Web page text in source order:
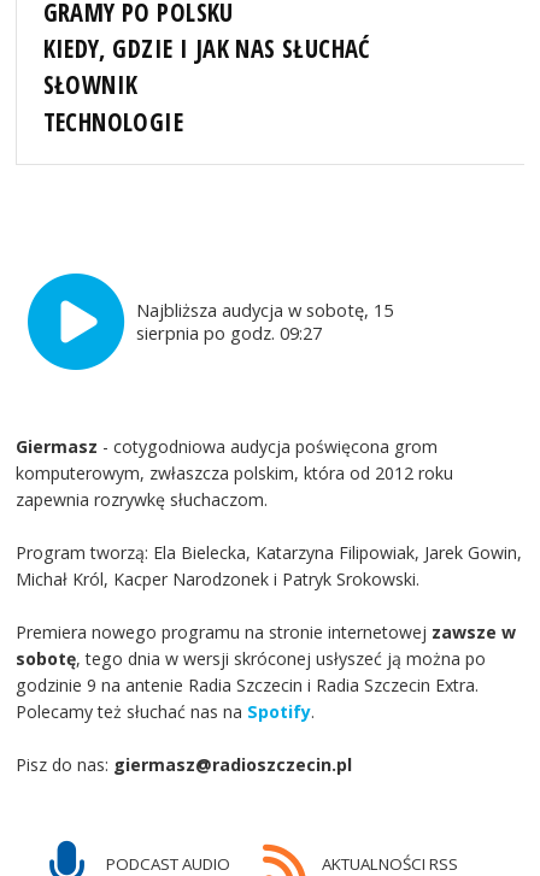
GRAMY PO POLSKU
KIEDY, GDZIE I JAK NAS SŁUCHAĆ
SŁOWNIK
TECHNOLOGIE
Najbliższa audycja w sobotę, 15
sierpnia po godz. 09:27
Giermasz - cotygodniowa audycja poświęcona grom
komputerowym, zwłaszcza polskim, która od 2012 roku
zapewnia rozrywkę słuchaczom.
Program tworzą: Ela Bielecka, Katarzyna Filipowiak, Jarek Gowin,
Michał Król, Kacper Narodzonek i Patryk Srokowski.
Premiera nowego programu na stronie internetowej zawsze w
sobotę, tego dnia w wersji skróconej usłyszeć ją można po
godzinie 9 na antenie Radia Szczecin i Radia Szczecin Extra.
Polecamy też słuchać nas na Spotify.
Pisz do nas: giermasz@radioszczecin.pl
PODCAST AUDIO AKTUALNOŚCI RSS